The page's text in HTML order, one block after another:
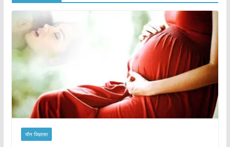
यौन जिज्ञासा